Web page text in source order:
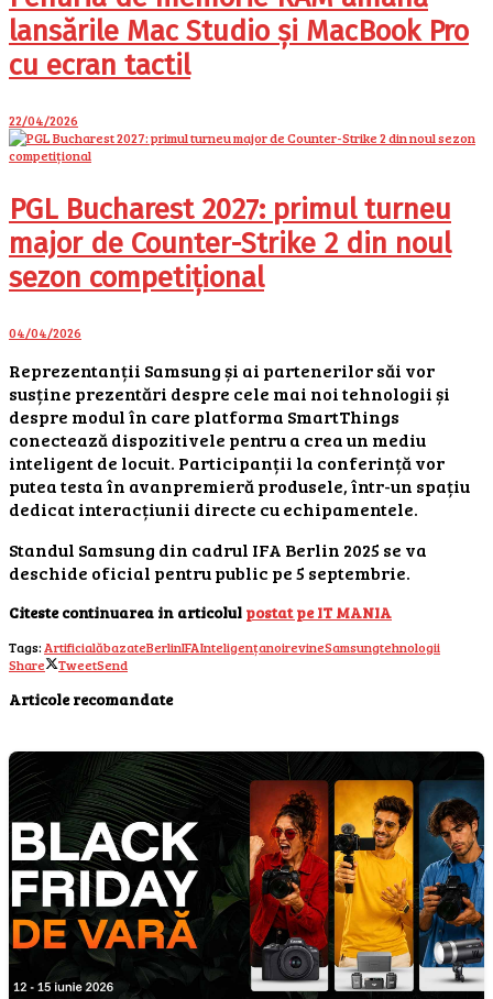
lansările Mac Studio și MacBook Pro
cu ecran tactil
22/04/2026
PGL Bucharest 2027: primul turneu
major de Counter-Strike 2 din noul
sezon competițional
04/04/2026
Reprezentanții Samsung și ai partenerilor săi vor
susține prezentări despre cele mai noi tehnologii și
despre modul în care platforma SmartThings
conectează dispozitivele pentru a crea un mediu
inteligent de locuit. Participanții la conferință vor
putea testa în avanpremieră produsele, într-un spațiu
dedicat interacțiunii directe cu echipamentele.
Standul Samsung din cadrul IFA Berlin 2025 se va
deschide oficial pentru public pe 5 septembrie.
Citeste continuarea in articolul postat pe IT MANIA
Tags: ArtificialăbazateBerlinIFAInteligențanoirevineSamsungtehnologii
Share
TweetSend
Articole recomandate